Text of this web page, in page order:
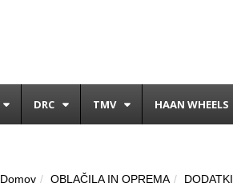
DRC TMV HAAN WHEELS
Domov OBLAČILA IN OPREMA DODATKI